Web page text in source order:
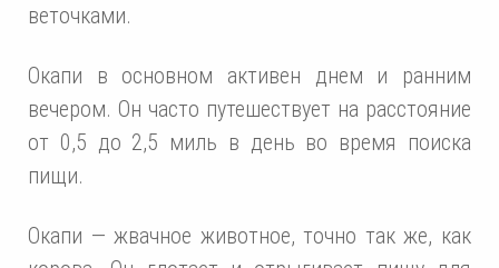
веточками.
Окапи в основном активен днем и ранним
вечером. Он часто путешествует на расстояние
от 0,5 до 2,5 миль в день во время поиска
пищи.
Окапи — жвачное животное, точно так же, как